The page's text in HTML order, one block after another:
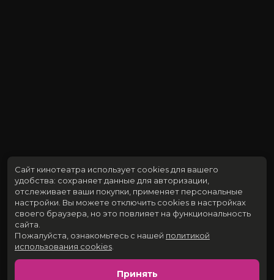
Сайт кинотеатра использует cookies для вашего
удобства: сохраняет данные для авторизации,
отслеживает ваши покупки, применяет персональные
настройки. Вы можете отключить cookies в настройках
своего браузера, но это повлияет на функциональность
сайта.
Пожалуйста, ознакомьтесь с нашей политикой
использования cookies
Принять